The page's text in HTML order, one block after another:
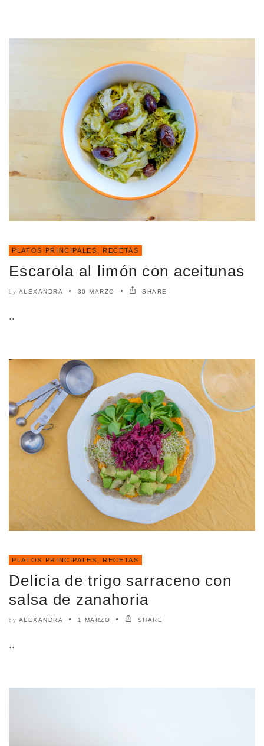
PLATOS PRINCIPALES , RECETAS
Escarola al limón con aceitunas
by ALEXANDRA 30 MARZO SHARE
..
PLATOS PRINCIPALES RECETAS
Delicia de trigo sarraceno con
salsa de zanahoria
by ALEXANDRA 1 MARZO SHARE
..